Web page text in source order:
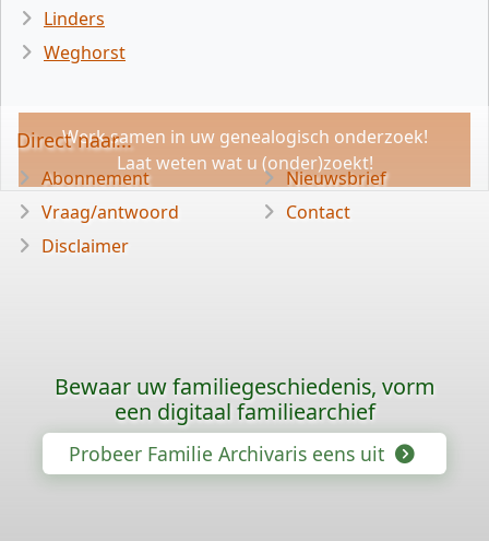
Linders
Weghorst
Werk samen in uw genealogisch onderzoek!
Laat weten wat u (onder)zoekt!
Direct naar...
Abonnement
Vraag/antwoord
Disclaimer
Nieuwsbrief
Contact
Bewaar uw familiegeschiedenis, vorm
een digitaal familiearchief
Probeer Familie Archivaris eens uit